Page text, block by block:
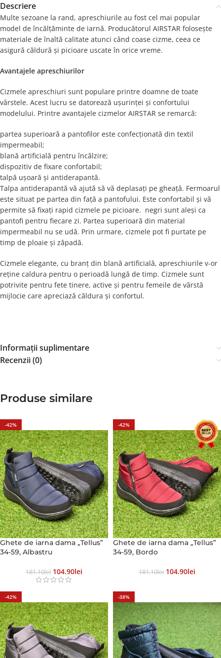
Descriere
Multe sezoane la rand, apreschiurile au fost cel mai popular
model de încălțăminte de iarnă. Producătorul AIRSTAR folosește
materiale de înaltă calitate atunci când coase cizme, ceea ce
asigură căldură și picioare uscate în orice vreme.
Avantajele apreschiurilor
Cizmele apreschiuri sunt populare printre doamne de toate
vârstele. Acest lucru se datorează ușurinței și confortului
modelului. Printre avantajele cizmelor AIRSTAR se remarcă:
partea superioară a pantofilor este confecționată din textil
impermeabil;
blană artificială pentru încălzire;
dispozitiv de fixare confortabil;
talpă ușoară și antiderapantă.
Talpa antiderapantă vă ajută să vă deplasați pe gheață. Fermoarul
este situat pe partea din față a pantofului. Este confortabil și vă
permite să fixați rapid cizmele pe picioare. negri sunt aleși ca
pantofi pentru fiecare zi. Partea superioară din material
impermeabil nu se udă. Prin urmare, cizmele pot fi purtate pe
timp de ploaie și zăpadă.
Cizmele elegante, cu branț din blană artificială, apreschiurile v-or
reține caldura pentru o perioadă lungă de timp. Cizmele sunt
potrivite pentru fete tinere, active și pentru femeile de vârstă
mijlocie care apreciază căldura și confortul.
Informații suplimentare
Recenzii (0)
Produse similare
-42%
Ghete de iarna dama „Tellus”
34-59, Albastru
181.10Lei 104.90Lei
-42%
Ghete de iarna dama „Tellus”
34-59, Bordo
181.10Lei 104.90Lei
-42% -38%